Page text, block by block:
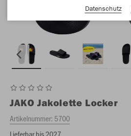
JAKO Jakolette Locker
Artikelnummer: 5700
Lieferbar bis 2027
Datenschutz